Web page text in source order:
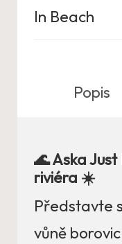
In Beach
Popis
🌊 Aska
riviéra ☀️
Představte
vůně